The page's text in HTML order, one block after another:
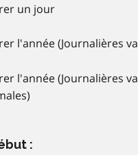
un jour
l'année (Journalières
l'année (Journalières
: